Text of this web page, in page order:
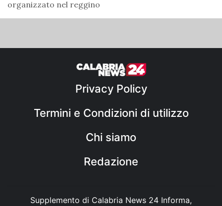
organizzato nel reggino
Privacy Policy
Termini e Condizioni di utilizzo
Chi siamo
Redazione
Supplemento di Calabria News 24 Informa,